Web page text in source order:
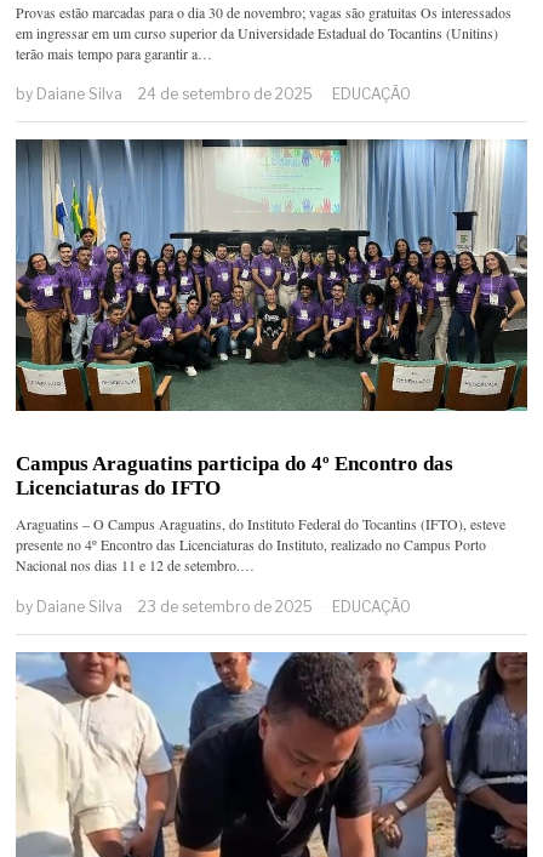
Provas estão marcadas para o dia 30 de novembro; vagas são gratuitas Os interessados
em ingressar em um curso superior da Universidade Estadual do Tocantins (Unitins)
terão mais tempo para garantir a…
by Daiane Silva 24 de setembro de 2025 EDUCAÇÃO
Campus Araguatins participa do 4º Encontro das
Licenciaturas do IFTO
Araguatins – O Campus Araguatins, do Instituto Federal do Tocantins (IFTO), esteve
presente no 4º Encontro das Licenciaturas do Instituto, realizado no Campus Porto
Nacional nos dias 11 e 12 de setembro.…
by Daiane Silva 23 de setembro de 2025 EDUCAÇÃO